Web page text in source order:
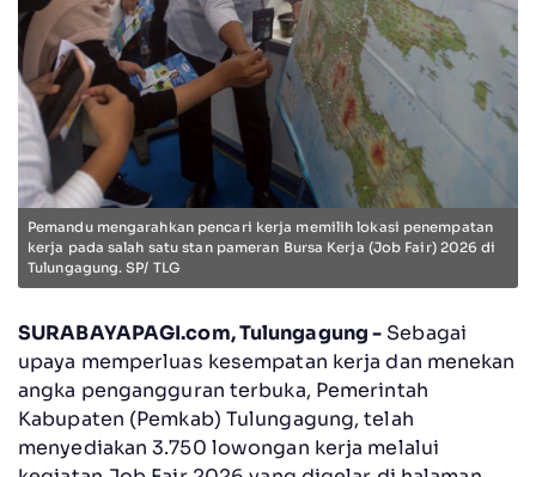
Pemandu mengarahkan pencari kerja memilih lokasi penempatan
kerja pada salah satu stan pameran Bursa Kerja (Job Fair) 2026 di
Tulungagung. SP/ TLG
SURABAYAPAGI.com, Tulungagung - Sebagai
upaya memperluas kesempatan kerja dan menekan
angka pengangguran terbuka, Pemerintah
Kabupaten (Pemkab) Tulungagung, telah
menyediakan 3.750 lowongan kerja melalui